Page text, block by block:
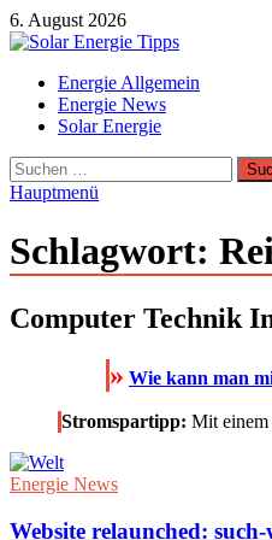
Zum
Inhalt
6. August 2026
Solar Energie Tipps
Solar Energie und Photovoltaik
Energie Allgemein
Energie News
Solar Energie
Suchen
nach:
Hauptmenü
Schlagwort:
Computer Technik
» Wie kann man
Stromspartipp: Mit einem
Energie News
Website relaunched: such-